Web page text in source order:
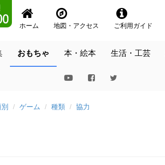
ホーム 地図・アクセス ご利用ガイド
おもちゃ 本・絵本 生活・工芸
ゲーム 種類 協力